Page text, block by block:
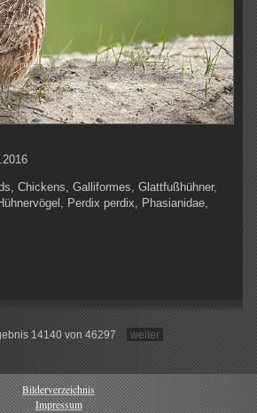
Chickens, Galliformes, Glattfußhühner,
Perdix perdix, Phasianidae,
14140 von 46297 weiter
Bilderverzeichnis
Impressum